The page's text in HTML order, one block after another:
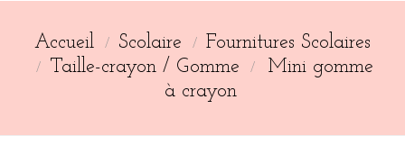
navigation
Accueil Scolaire
Fournitures Scolaires
Taille-crayon / Gomme
Mini gomme
à crayon